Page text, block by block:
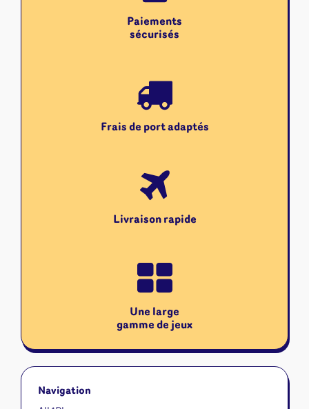
Paiements
sécurisés
Frais de port adaptés
Livraison rapide
Une large
gamme de jeux
Navigation